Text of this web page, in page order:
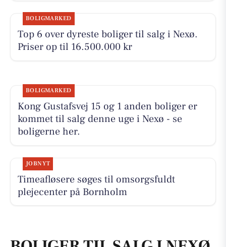
BOLIGMARKED
Top 6 over dyreste boliger til salg i Nexø.
Priser op til 16.500.000 kr
BOLIGMARKED
Kong Gustafsvej 15 og 1 anden boliger er
kommet til salg denne uge i Nexø - se
boligerne her.
JOBNYT
Timeafløsere søges til omsorgsfuldt
plejecenter på Bornholm